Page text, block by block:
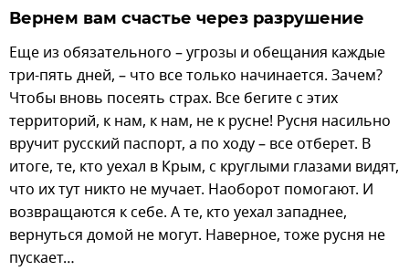
Вернем вам счастье через разрушение
Еще из обязательного – угрозы и обещания каждые
три-пять дней, – что все только начинается. Зачем?
Чтобы вновь посеять страх. Все бегите с этих
территорий, к нам, к нам, не к русне! Русня насильно
вручит русский паспорт, а по ходу – все отберет. В
итоге, те, кто уехал в Крым, с круглыми глазами видят,
что их тут никто не мучает. Наоборот помогают. И
возвращаются к себе. А те, кто уехал западнее,
вернуться домой не могут. Наверное, тоже русня не
пускает…